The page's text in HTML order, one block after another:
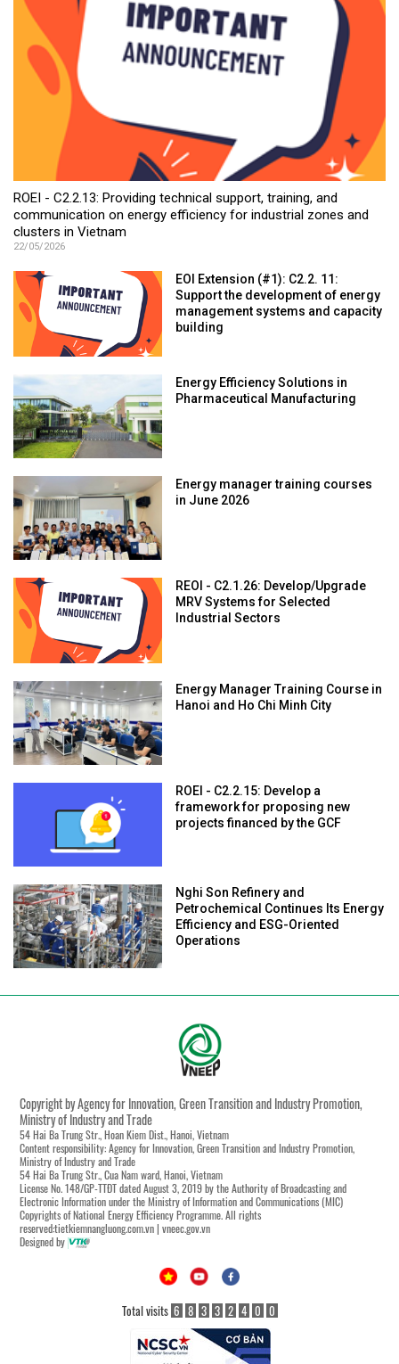
ROEI - C2.2.13: Providing technical support, training, and
communication on energy efficiency for industrial zones and
clusters in Vietnam
22/05/2026
EOI Extension (#1): C2.2. 11:
Support the development of energy
management systems and capacity
building
Energy Efficiency Solutions in
Pharmaceutical Manufacturing
Energy manager training courses
in June 2026
REOI - C2.1.26: Develop/Upgrade
MRV Systems for Selected
Industrial Sectors
Energy Manager Training Course in
Hanoi and Ho Chi Minh City
ROEI - C2.2.15: Develop a
framework for proposing new
projects financed by the GCF
Nghi Son Refinery and
Petrochemical Continues Its Energy
Efficiency and ESG-Oriented
Operations
Copyright by Agency for Innovation, Green Transition and Industry Promotion,
Ministry of Industry and Trade
54 Hai Ba Trung Str., Hoan Kiem Dist., Hanoi, Vietnam
Content responsibility: Agency for Innovation, Green Transition and Industry Promotion,
Ministry of Industry and Trade
54 Hai Ba Trung Str., Cua Nam ward, Hanoi, Vietnam
License No. 148/GP-TTĐT dated August 3, 2019 by the Authority of Broadcasting and
Electronic Information under the Ministry of Information and Communications (MIC)
Copyrights of National Energy Efficiency Programme. All rights
reserved:tietkiemnangluong.com.vn | vneec.gov.vn
Designed by
Total visits 6 8 3 3 2 4 0 0